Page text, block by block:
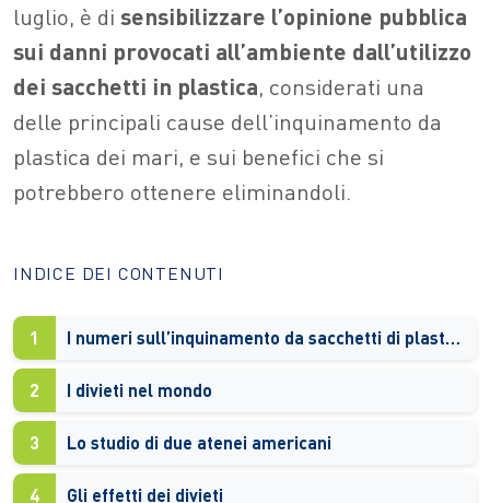
luglio, è di sensibilizzare l’opinione pubblica
sui danni provocati all’ambiente dall’utilizzo
dei sacchetti in plastica, considerati una
delle principali cause dell’inquinamento da
plastica dei mari, e sui benefici che si
potrebbero ottenere eliminandoli.
INDICE DEI CONTENUTI
1 I numeri sull’inquinamento da sacchetti di plastica
2 I divieti nel mondo
3 Lo studio di due atenei americani
4 Gli effetti dei divieti